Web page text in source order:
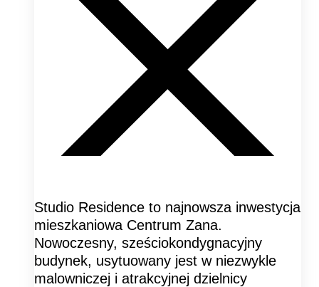
Studio Residence to najnowsza inwestycja
mieszkaniowa Centrum Zana.
Nowoczesny, sześciokondygnacyjny
budynek, usytuowany jest w niezwykle
malowniczej i atrakcyjnej dzielnicy